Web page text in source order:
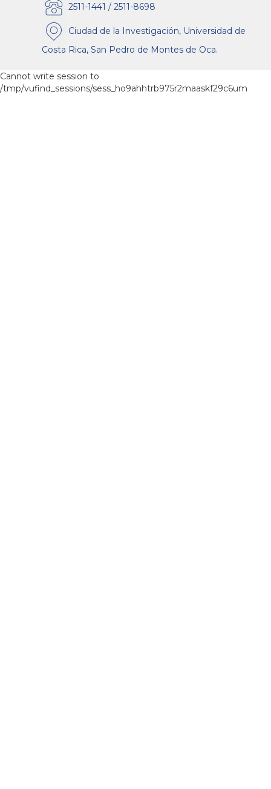
2511-1441 / 2511-8698
Ciudad de la Investigación, Universidad de
Costa Rica, San Pedro de Montes de Oca.
Cannot write session to
/tmp/vufind_sessions/sess_ho9ahhtrb975r2maaskf29c6um